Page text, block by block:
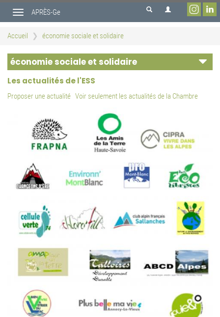
contenu
Toggle
navigation
APRÈS-Ge
Accueil économie sociale et solidaire
économie sociale et solidaire
Les actualités de l'ESS
Proposer une actualité Voir seulement les actualités de la Chambre